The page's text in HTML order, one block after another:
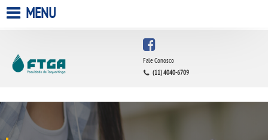
A FACULDADE
MENU
Fale Conosco
(11) 4040-6709